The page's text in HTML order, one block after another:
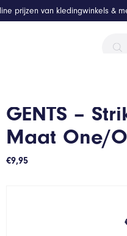
prijzen van kledingwinkels &
GENTS –
Maat One/
€9,95